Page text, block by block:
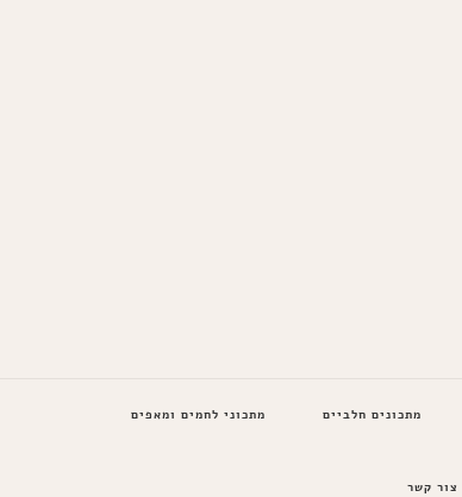
מתכונים חלביים מתכוני לחמים ומאפים
צור קשר